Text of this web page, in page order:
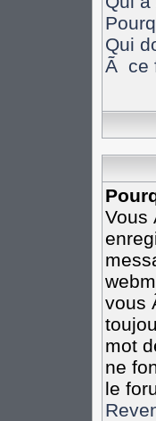
Qui
Ã ce
Vous
vous
mot
ne
le